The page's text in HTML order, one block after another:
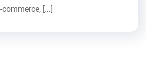
[…]